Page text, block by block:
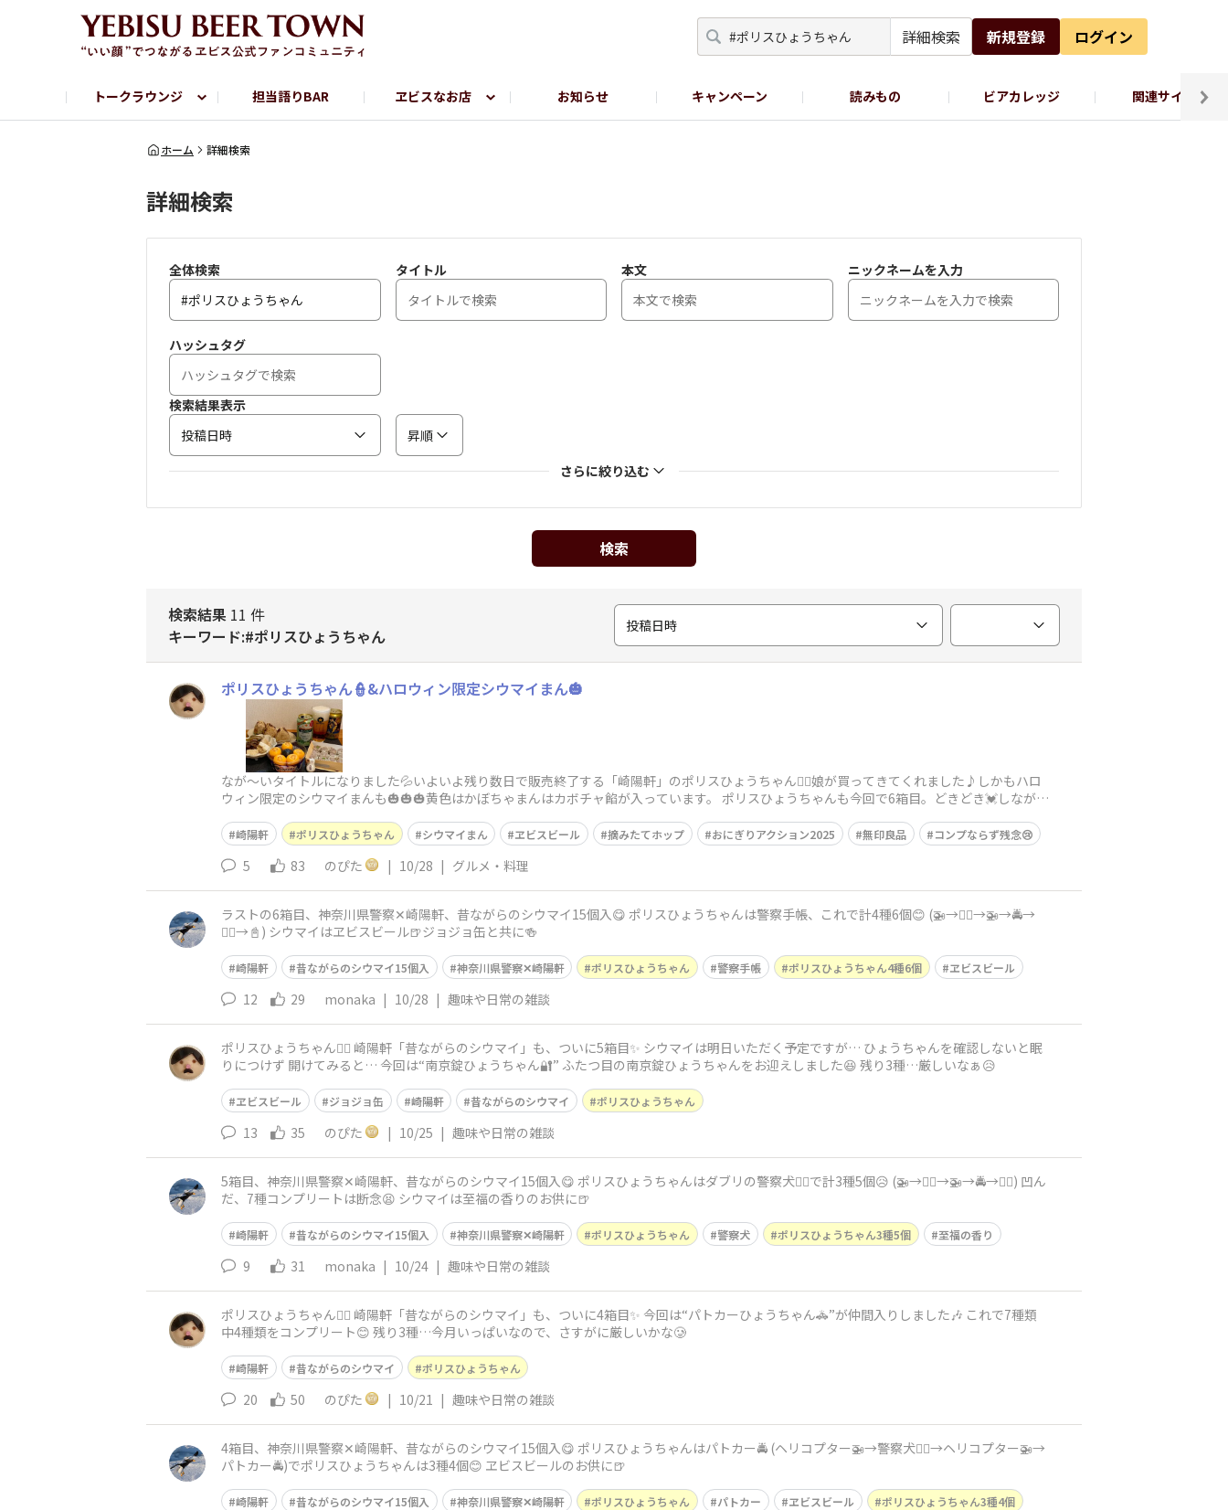
詳細検索 新規登録 ログイン
トークラウンジ
フリートーク
担当語りBAR ヱビスなお店
ヱビス提供店情報
お知らせ キャンペーン 読みもの ビアカレッジ 関連サイト
ヱビスブランドサイト
サッポロビール公式Instagram
ホーム 詳細検索
詳細検索
全体検索 タイトル 本文 ニックネームを入力
ハッシュタグ
検索結果表示
投稿日時
昇順
さらに絞り込む
検索
検索結果 11 件
キーワード:#ポリスひょうちゃん
投稿日時
ポリスひょうちゃん👮&ハロウィン限定シウマイまん🎃
なが〜いタイトルになりました💦いよいよ残り数日で販売終了する「崎陽軒」のポリスひょうちゃん👮‍♀️娘が買ってきてくれました♪しかもハロ
ウィン限定のシウマイまんも🎃🎃🎃黄色はかぼちゃまんはカボチャ餡が入っています。 ポリスひょうちゃんも今回で6箱目。どきどき💓しなが
崎陽軒 ポリスひょうちゃん シウマイまん ヱビスビール 摘みたてホップ おにぎりアクション2025 無印良品 コンプならず残念😢
5 83 のぴた | 10/28 | グルメ・料理
ラストの6箱目、神奈川県警察✕崎陽軒、昔ながらのシウマイ15個入😋 ポリスひょうちゃんは警察手帳、これで計4種6個😊 (🚁→🐕‍🦺→🚁→🚔️→
🐕‍🦺→📓) シウマイはヱビスビール🍺ジョジョ缶と共に🍻
崎陽軒 昔ながらのシウマイ15個入 神奈川県警察✕崎陽軒 ポリスひょうちゃん 警察手帳 ポリスひょうちゃん4種6個 ヱビスビール
12 29 monaka | 10/28 | 趣味や日常の雑談
ポリスひょうちゃん👮‍♂️ 崎陽軒「昔ながらのシウマイ」も、ついに5箱目✨ シウマイは明日いただく予定ですが… ひょうちゃんを確認しないと眠
りにつけず 開けてみると… 今回は“南京錠ひょうちゃん🔐” ふたつ目の南京錠ひょうちゃんをお迎えしました😆 残り3種…厳しいなぁ😥
ヱビスビール ジョジョ缶 崎陽軒 昔ながらのシウマイ ポリスひょうちゃん
13 35 のぴた | 10/25 | 趣味や日常の雑談
5箱目、神奈川県警察✕崎陽軒、昔ながらのシウマイ15個入😋 ポリスひょうちゃんはダブリの警察犬🐕‍🦺で計3種5個😥 (🚁→🐕‍🦺→🚁→🚔️→🐕‍🦺) 凹ん
だ、7種コンプリートは断念😫 シウマイは至福の香りのお供に🍺
崎陽軒 昔ながらのシウマイ15個入 神奈川県警察✕崎陽軒 ポリスひょうちゃん 警察犬 ポリスひょうちゃん3種5個 至福の香り
9 31 monaka | 10/24 | 趣味や日常の雑談
ポリスひょうちゃん👮‍♀️ 崎陽軒「昔ながらのシウマイ」も、ついに4箱目✨ 今回は“パトカーひょうちゃん🚓”が仲間入りしました🎶 これで7種類
中4種類をコンプリート😊 残り3種…今月いっぱいなので、さすがに厳しいかな🥲
崎陽軒 昔ながらのシウマイ ポリスひょうちゃん
20 50 のぴた | 10/21 | 趣味や日常の雑談
4箱目、神奈川県警察✕崎陽軒、昔ながらのシウマイ15個入😋 ポリスひょうちゃんはパトカー🚔️ (ヘリコプター🚁→警察犬🐕‍🦺→ヘリコプター🚁→
パトカー🚔️)でポリスひょうちゃんは3種4個😊 ヱビスビールのお供に🍺
崎陽軒 昔ながらのシウマイ15個入 神奈川県警察✕崎陽軒 ポリスひょうちゃん パトカー ヱビスビール ポリスひょうちゃん3種4個